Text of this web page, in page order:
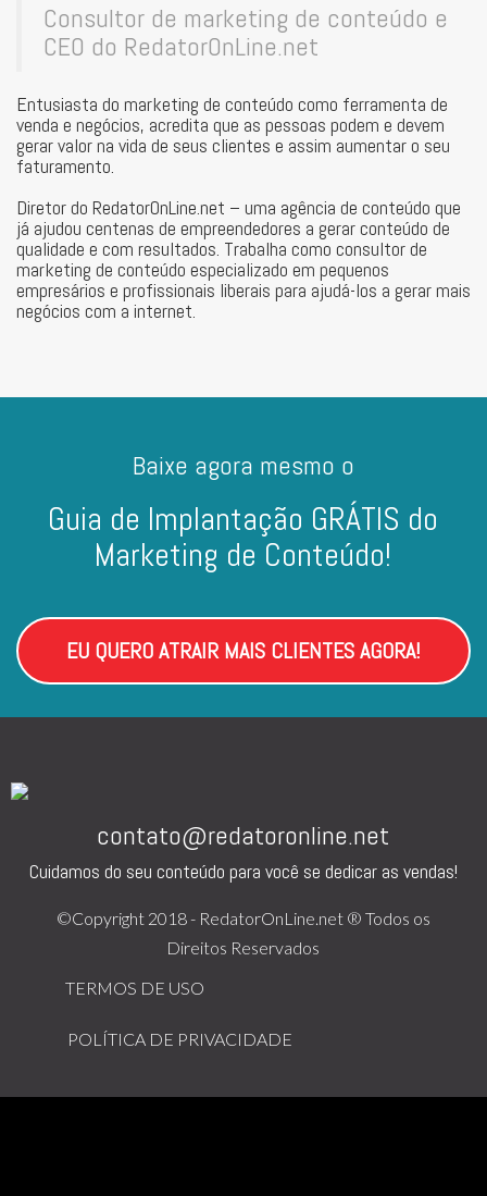
Consultor de marketing de conteúdo e
CEO do RedatorOnLine.net
Entusiasta do marketing de conteúdo como ferramenta de
venda e negócios, acredita que as pessoas podem e devem
gerar valor na vida de seus clientes e assim aumentar o seu
faturamento.
Diretor do RedatorOnLine.net – uma agência de conteúdo que
já ajudou centenas de empreendedores a gerar conteúdo de
qualidade e com resultados. Trabalha como consultor de
marketing de conteúdo especializado em pequenos
empresários e profissionais liberais para ajudá-los a gerar mais
negócios com a internet.
Baixe agora mesmo o
Guia de Implantação GRÁTIS do
Marketing de Conteúdo!
EU QUERO ATRAIR MAIS CLIENTES AGORA!
contato@redatoronline.net
Cuidamos do seu conteúdo para você se dedicar as vendas!
©Copyright 2018 - RedatorOnLine.net ® Todos os
Direitos Reservados
TERMOS DE USO
POLÍTICA DE PRIVACIDADE